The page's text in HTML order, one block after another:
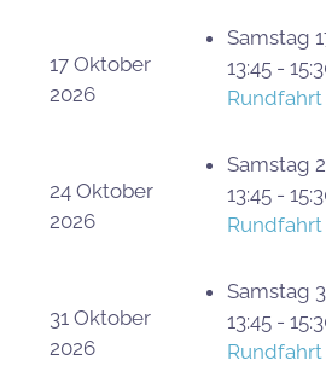
17 Oktober
2026
Samstag
13:45 -
Rundfahrt
24 Oktober
2026
Samstag
13:45 -
Rundfahrt
31 Oktober
2026
Samstag
13:45 -
Rundfahrt